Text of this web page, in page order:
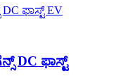
DC ಫಾಸ್ಟ್